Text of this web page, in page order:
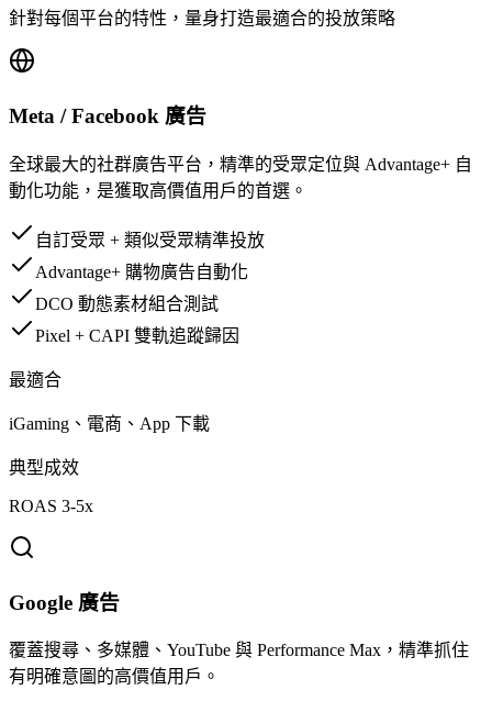
針對每個平台的特性，量身打造最適合的投放策略
Meta / Facebook 廣告
全球最大的社群廣告平台，精準的受眾定位與 Advantage+ 自
動化功能，是獲取高價值用戶的首選。
自訂受眾 + 類似受眾精準投放
Advantage+ 購物廣告自動化
DCO 動態素材組合測試
Pixel + CAPI 雙軌追蹤歸因
最適合
iGaming、電商、App 下載
典型成效
ROAS 3-5x
Google 廣告
覆蓋搜尋、多媒體、YouTube 與 Performance Max，精準抓住
有明確意圖的高價值用戶。